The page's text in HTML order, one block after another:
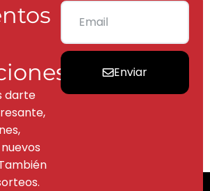
darte
Enviar